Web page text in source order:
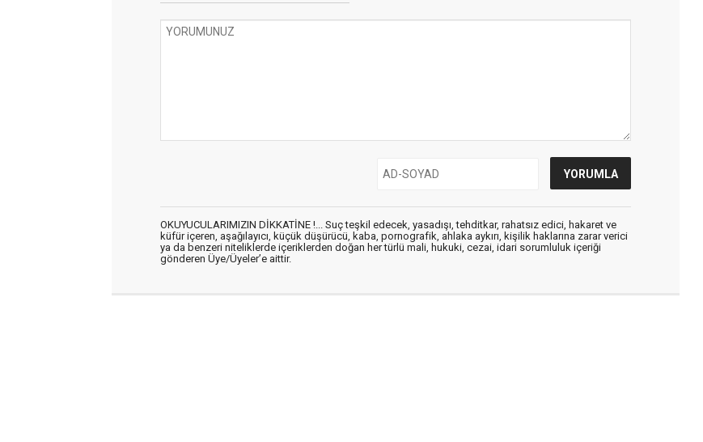
OKUYUCULARIMIZIN DİKKATİNE !... Suç teşkil edecek, yasadışı, tehditkar, rahatsız edici, hakaret ve
küfür içeren, aşağılayıcı, küçük düşürücü, kaba, pornografik, ahlaka aykırı, kişilik haklarına zarar verici
ya da benzeri niteliklerde içeriklerden doğan her türlü mali, hukuki, cezai, idari sorumluluk içeriği
gönderen Üye/Üyeler’e aittir.